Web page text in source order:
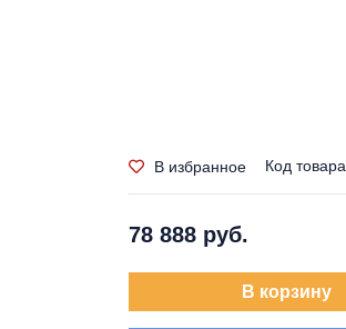
В избранное Код товара
78 888 руб.
В корзину